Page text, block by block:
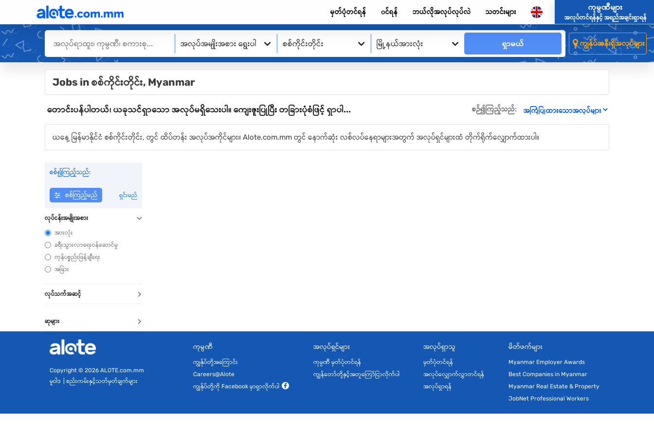
မှတ်ပုံတင်ရန် ၀င်ရန် ဘယ်လိုအလုပ်လုပ်လဲ သတင်းများ
ကုမ္ပဏီများ
အလုပ်တင်ရန်နှင့် အရည်အချင်းရှာရန်
အလုပ်အမျိုးအစား ရွေးပါ စစ်ကိုင်းတိုင်း မြို့နယ်အားလုံး ရှာမယ် ကျွန်ုပ်အနီးရှိအလုပ်များ
Jobs in စစ်ကိုင်းတိုင်း, Myanmar
တောင်းပန်ပါတယ်၊ ယခုသင်ရှာသော အလုပ်မရှိသေးပါ။ ကျေးဇူးပြုပြီး တခြားပုံစံဖြင့် ရှာပါ... စဉ်၍ကြည့်သည်:
ယနေ့ မြန်မာနိုင်ငံ စစ်ကိုင်းတိုင်း, တွင် ထိပ်တန်း အလုပ်အကိုင်များ။ Alote.com.mm တွင် နောက်ဆုံး လစ်လပ်နေရာများအတွက် အလုပ်ရှင်များထံ တိုက်ရိုက်လျှောက်ထားပါ။
စစ်၍ကြည့်သည်:
စစ်ကြည့်မည် ရှင်းမည်
လုပ်ငန်းအမျိုးအစား
အားလုံး
ခရီးသွားလာရေးဝန်ဆောင်မှု
ကုန်ပစ္စည်းဖြန့်ချီရေး
အခြား
လုပ်သက်အဆင့်
ဆုများ
Copyright © 2026 ALOTE.com.mm
မူဝါဒ
စည်းကမ်းနှင့်သတ်မှတ်ချက်များ
ကုမ္ပဏီ
ကျွန်ုပ်တို့အကြောင်း
Careers@Alote
ကျွန်ုပ်တို့ကို Facebook မှာရှာလိုက်ပါ
အလုပ်ရှင်များ
ကုမ္ပဏီ မှတ်ပုံတင်ရန်
ကျွန်တော်တို့နှင့်အတူကြော်ငြာလိုက်ပါ
အလုပ်ရှာသူ
မှတ်ပုံတင်ရန်
အလုပ်လျှောက်လွှာတင်ရန်
အလုပ်ရှာရန်
မိတ်ဖက်များ
Myanmar Employer Awards
Best Companies in Myanmar
Myanmar Real Estate & Property
JobNet Professional Workers